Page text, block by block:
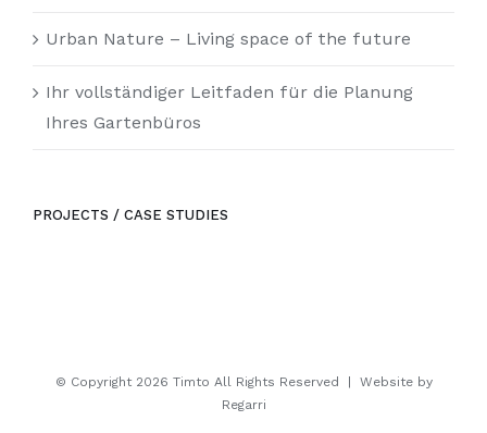
Urban Nature – Living space of the future
Ihr vollständiger Leitfaden für die Planung
Ihres Gartenbüros
PROJECTS / CASE STUDIES
© Copyright 2026 Timto All Rights Reserved | Website by
Regarri